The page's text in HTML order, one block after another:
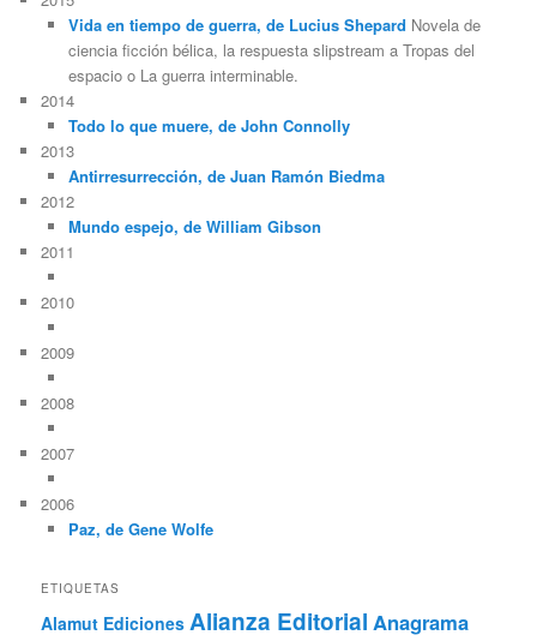
Vida en tiempo de guerra, de Lucius Shepard Novela de
ciencia ficción bélica, la respuesta slipstream a Tropas del
espacio o La guerra interminable.
2014
Todo lo que muere, de John Connolly
2013
Antirresurrección, de Juan Ramón Biedma
2012
Mundo espejo, de William Gibson
2011
2010
2009
2008
2007
2006
Paz, de Gene Wolfe
ETIQUETAS
Alamut Ediciones Alianza Editorial Anagrama